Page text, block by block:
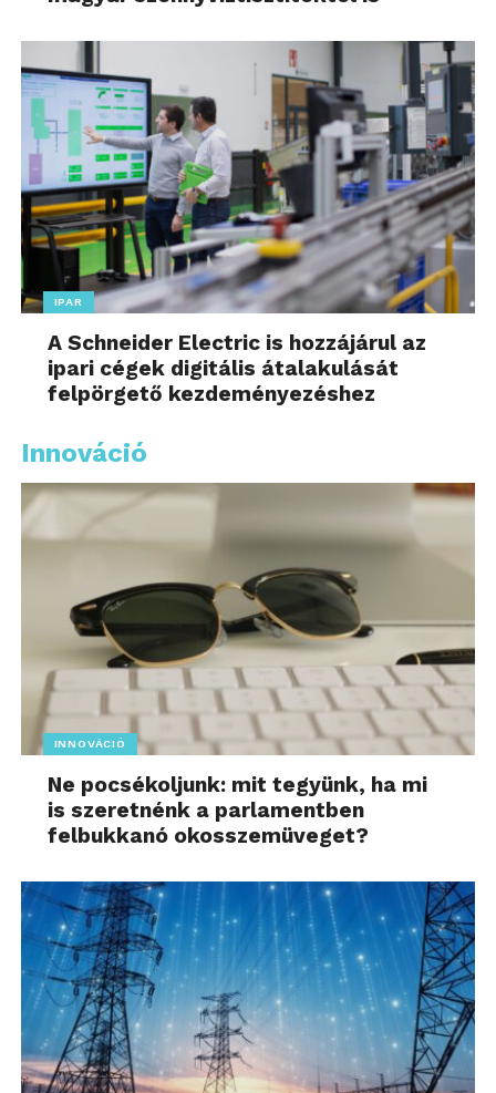
IPAR
A Schneider Electric is hozzájárul az
ipari cégek digitális átalakulását
felpörgető kezdeményezéshez
Innováció
INNOVÁCIÓ
Ne pocsékoljunk: mit tegyünk, ha mi
is szeretnénk a parlamentben
felbukkanó okosszemüveget?